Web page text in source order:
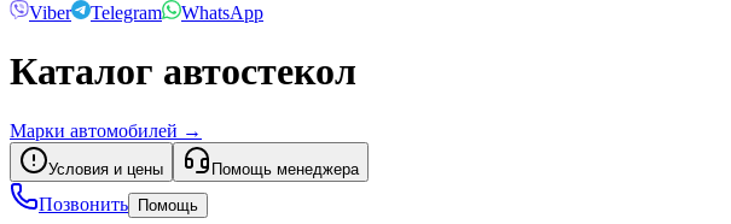
Viber
Telegram WhatsApp
Каталог автостекол
Марки автомобилей →
Условия и цены Помощь менеджера
Позвонить Помощь